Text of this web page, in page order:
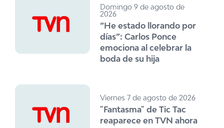
Domingo 9 de agosto de
2026
“He estado llorando por
días”: Carlos Ponce
emociona al celebrar la
boda de su hija
Viernes 7 de agosto de 2026
"Fantasma" de Tic Tac
reaparece en TVN ahora